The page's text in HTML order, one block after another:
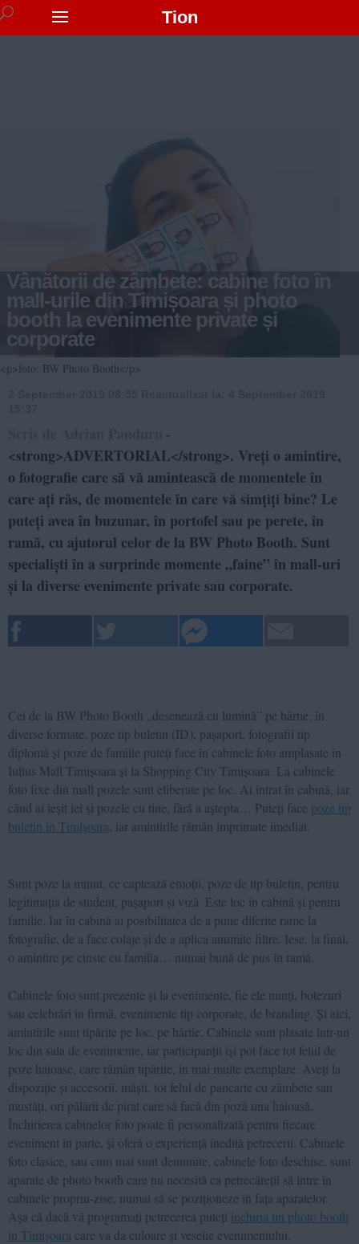
Tion
Vânătorii de zâmbete: cabine foto în
mall-urile din Timișoara și photo
booth la evenimente private și
corporate
<p>foto: BW Photo Booth</p>
-
<strong>ADVERTORIAL</strong>. Vreți o amintire,
o fotografie care să vă amintească de momentele în
care ați râs, de momentele în care vă simțiți bine? Le
puteți avea în buzunar, în portofel sau pe perete, în
ramă, cu ajutorul celor de la BW Photo Booth. Sunt
specialiști în a surprinde momente „faine” în mall-uri
și la diverse evenimente private sau corporate.
Cei de la BW Photo Booth „desenează cu lumină” pe hârtie, în
diverse formate, poze tip buletin (ID), pașaport, fotografii tip
diplomă și poze de familie puteți face în cabinele foto amplasate în
Iulius Mall Timișoara și la Shopping City Timișoara. La cabinele
foto fixe din mall pozele sunt eliberate pe loc. Ai intrat în cabină, iar
când ai ieșit iei și pozele cu tine, fără a aștepta… Puteți face poze tip
buletin în Timișoara , iar amintirile rămân imprimate imediat.
Sunt poze la minut, ce captează emoții, poze de tip buletin, pentru
legitimația de student, pașaport și viză. Este loc în cabină și pentru
familie. Iar în cabină ai posibilitatea de a pune diferite rame la
fotografie, de a face colaje și de a aplica anumite filtre. Iese, la final,
o amintire pe cinste cu familia… numai bună de pus în ramă.
Cabinele foto sunt prezente și la evenimente, fie ele nunți, botezuri
sau celebrări în firmă, evenimente tip corporate, de branding. Și aici,
amintirile sunt tipărite pe loc, pe hârtie. Cabinele sunt plasate într-un
loc din sala de evenimente, iar participanții își pot face tot felul de
poze haioase, care rămân tipărite, în mai multe exemplare. Aveți la
dispoziție și accesorii, măști, tot felul de pancarte cu zâmbete sau
mustăți, ori pălării de pirat care să facă din poză una haioasă.
Închirierea cabinelor foto poate fi personalizată pentru fiecare
eveniment în parte, și oferă o experiență inedită petrecerii. Cabinele
foto clasice, sau cum mai sunt denumite, cabinele foto deschise, sunt
aparate de photo booth care nu necesită ca petrecăreții să intre în
cabinele propriu-zise, numai să se poziționeze în fața aparatelor.
Așa că dacă vă programați petrecerea puteți închiria un photo booth
în Timișoara care va da culoare și veselie evenimentului.